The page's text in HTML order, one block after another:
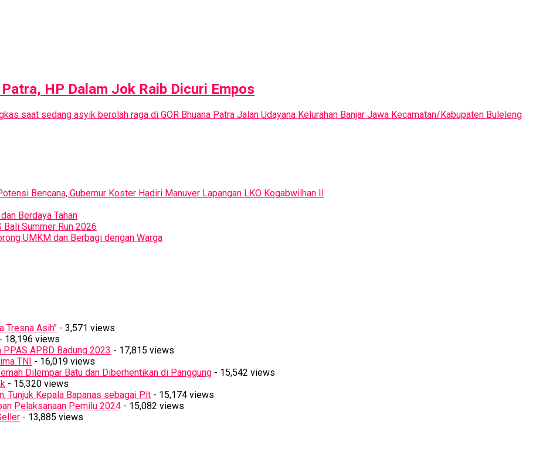
HP Dalam Jok Raib Dicuri Empos
saat sedang asyik berolah raga di GOR Bhuana Patra Jalan Udayana Kelurahan Banjar Jawa Kecamatan/Kabupaten Buleleng
Bencana, Gubernur Koster Hadiri Manuver Lapangan LKO Kogabwilhan II
Berdaya Tahan
Summer Run 2026
UMKM dan Berbagi dengan Warga
Asih’’ - 3,571 views
- 18,196 views
PPAS APBD Badung 2023 - 17,815 views
TNI - 16,019 views
Dilempar Batu dan Diberhentikan di Panggung - 15,542 views
- 15,320 views
Tunjuk Kepala Bapanas sebagai Plt - 15,174 views
Pelaksanaan Pemilu 2024 - 15,082 views
- 13,885 views